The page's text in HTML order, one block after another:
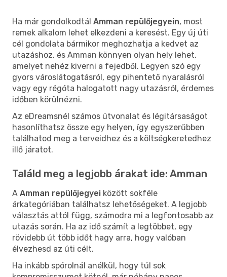
Ha már gondolkodtál Amman repülőjegyein, most
remek alkalom lehet elkezdeni a keresést. Egy új úti
cél gondolata bármikor meghozhatja a kedvet az
utazáshoz, és Amman könnyen olyan hely lehet,
amelyet nehéz kiverni a fejedből. Legyen szó egy
gyors városlátogatásról, egy pihentető nyaralásról
vagy egy régóta halogatott nagy utazásról, érdemes
időben körülnézni.
Az eDreamsnél számos útvonalat és légitársaságot
hasonlíthatsz össze egy helyen, így egyszerűbben
találhatod meg a terveidhez és a költségkeretedhez
illő járatot.
Találd meg a legjobb árakat ide: Amman
A Amman repülőjegyei között sokféle
árkategóriában találhatsz lehetőségeket. A legjobb
választás attól függ, számodra mi a legfontosabb az
utazás során. Ha az idő számít a legtöbbet, egy
rövidebb út több időt hagy arra, hogy valóban
élvezhesd az úti célt.
Ha inkább spórolnál anélkül, hogy túl sok